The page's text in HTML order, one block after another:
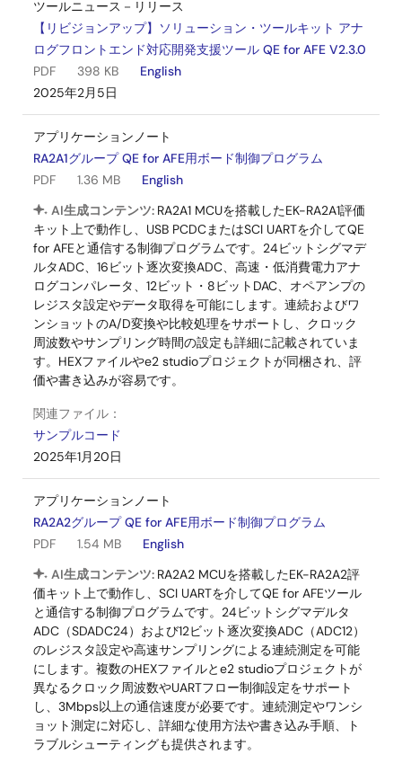
ツールニュース－リリース
【リビジョンアップ】ソリューション・ツールキット アナ
ログフロントエンド対応開発支援ツール QE for AFE V2.3.0
PDF
398 KB
English
2025年2月5日
アプリケーションノート
RA2A1グループ QE for AFE用ボード制御プログラム
PDF
1.36 MB
English
AI生成コンテンツ: RA2A1 MCUを搭載したEK-RA2A1評価
キット上で動作し、USB PCDCまたはSCI UARTを介してQE
for AFEと通信する制御プログラムです。24ビットシグマデ
ルタADC、16ビット逐次変換ADC、高速・低消費電力アナ
ログコンパレータ、12ビット・8ビットDAC、オペアンプの
レジスタ設定やデータ取得を可能にします。連続およびワ
ンショットのA/D変換や比較処理をサポートし、クロック
周波数やサンプリング時間の設定も詳細に記載されていま
す。HEXファイルやe2 studioプロジェクトが同梱され、評
価や書き込みが容易です。
関連ファイル：
サンプルコード
2025年1月20日
アプリケーションノート
RA2A2グループ QE for AFE用ボード制御プログラム
PDF
1.54 MB
English
AI生成コンテンツ: RA2A2 MCUを搭載したEK-RA2A2評
価キット上で動作し、SCI UARTを介してQE for AFEツール
と通信する制御プログラムです。24ビットシグマデルタ
ADC（SDADC24）および12ビット逐次変換ADC（ADC12）
のレジスタ設定や高速サンプリングによる連続測定を可能
にします。複数のHEXファイルとe2 studioプロジェクトが
異なるクロック周波数やUARTフロー制御設定をサポート
し、3Mbps以上の通信速度が必要です。連続測定やワンシ
ョット測定に対応し、詳細な使用方法や書き込み手順、ト
ラブルシューティングも提供されます。